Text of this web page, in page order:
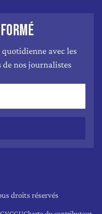
avec les
de nos journalistes
droits réservés